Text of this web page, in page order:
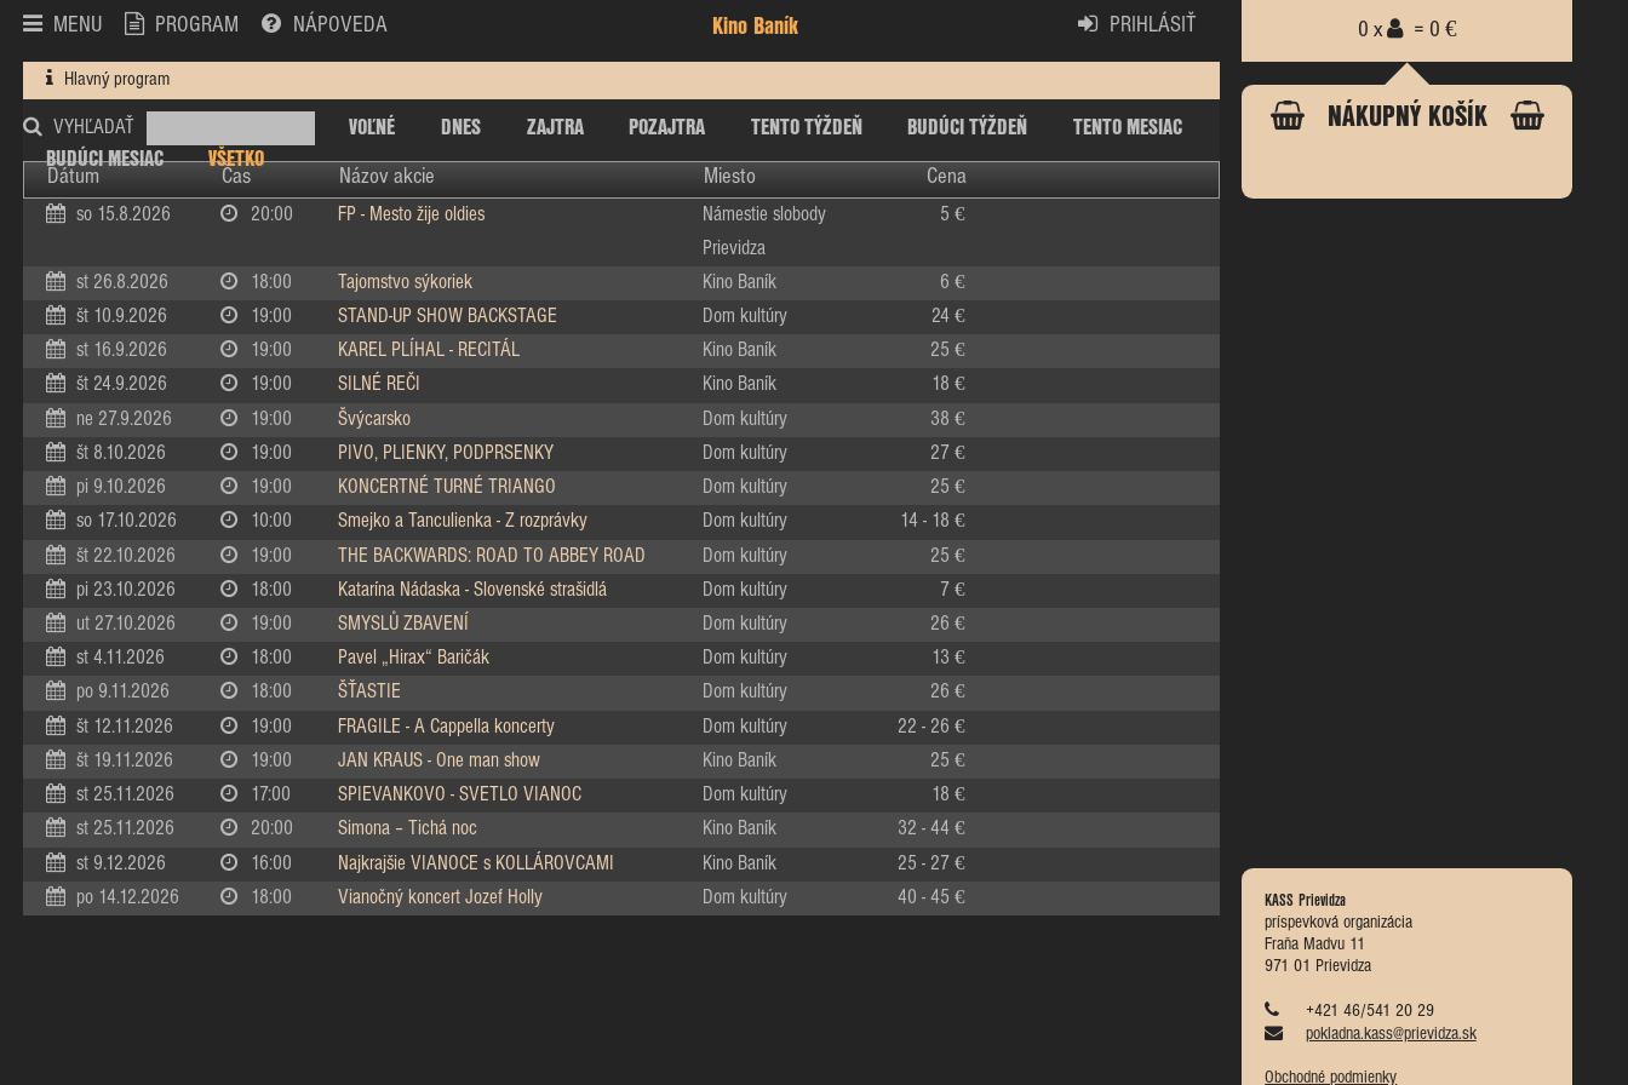
MENU PROGRAM NÁPOVEDA Kino Baník PRIHLÁSIŤ
Hlavný program
VYHĽADAŤ VOĽNÉ DNES ZAJTRA POZAJTRA TENTO TÝŽDEŇ BUDÚCI TÝŽDEŇ
TENTO MESIAC
BUDÚCI MESIAC
VŠETKO
Dátum Čas Názov akcie Miesto Cena
0 x = 0 €
NÁKUPNÝ KOŠÍK
KASS Prievidza
príspevková organizácia
Fraňa Madvu 11
971 01 Prievidza
+421 46/541 20 29
pokladna.kass@prievidza.sk
Obchodné podmienky
so 15.8.2026 20:00 FP - Mesto žije oldies
Námestie slobody
Prievidza
5 €
st 26.8.2026 18:00 Tajomstvo sýkoriek Kino Baník 6 €
št 10.9.2026 19:00 STAND-UP SHOW BACKSTAGE Dom kultúry 24 €
st 16.9.2026 19:00 KAREL PLÍHAL - RECITÁL Kino Baník 25 €
št 24.9.2026 19:00 SILNÉ REČI Kino Baník 18 €
ne 27.9.2026 19:00 Švýcarsko Dom kultúry 38 €
št 8.10.2026 19:00 PIVO, PLIENKY, PODPRSENKY Dom kultúry 27 €
pi 9.10.2026 19:00 KONCERTNÉ TURNÉ TRIANGO Dom kultúry 25 €
so 17.10.2026 10:00 Smejko a Tanculienka - Z rozprávky Dom kultúry 14 - 18 €
št 22.10.2026 19:00 THE BACKWARDS: ROAD TO ABBEY ROAD Dom kultúry 25 €
pi 23.10.2026 18:00 Katarína Nádaska - Slovenské strašidlá Dom kultúry 7 €
ut 27.10.2026 19:00 SMYSLŮ ZBAVENÍ Dom kultúry 26 €
st 4.11.2026 18:00 Pavel „Hirax“ Baričák Dom kultúry 13 €
po 9.11.2026 18:00 ŠŤASTIE Dom kultúry 26 €
št 12.11.2026 19:00 FRAGILE - A Cappella koncerty Dom kultúry 22 - 26 €
št 19.11.2026 19:00 JAN KRAUS - One man show Kino Baník 25 €
st 25.11.2026 17:00 SPIEVANKOVO - SVETLO VIANOC Dom kultúry 18 €
st 25.11.2026 20:00 Simona – Tichá noc Kino Baník 32 - 44 €
st 9.12.2026 16:00 Najkrajšie VIANOCE s KOLLÁROVCAMI Kino Baník 25 - 27 €
po 14.12.2026 18:00 Vianočný koncert Jozef Holly Dom kultúry 40 - 45 €